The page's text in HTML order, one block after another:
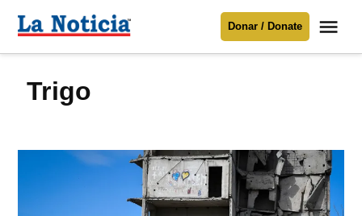
Para mantenerte informado necesitamos
contenido
Noticia
Donar / Donate
trigo